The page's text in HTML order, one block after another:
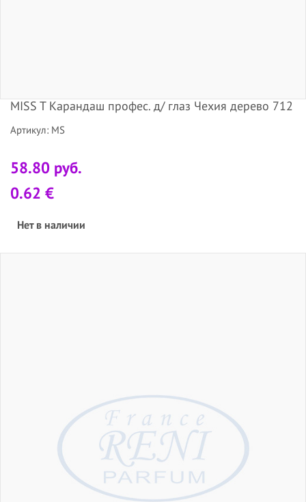
MISS T Карандаш профес. д/ глаз Чехия дерево 712
Артикул: MS
58.80 руб.
0.62 €
Нет в наличии